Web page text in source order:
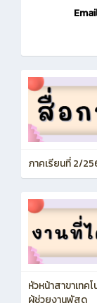
ภาคเรียนที่ 2/
หัวหน้าสาขาเทค
ผู้ช่วยงานพัสดุ